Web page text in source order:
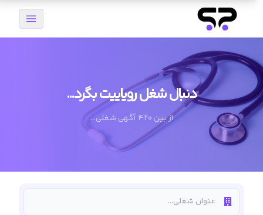
دنبال شغل رویاییت بگرد...
از بین 420 آگهی شغلی...